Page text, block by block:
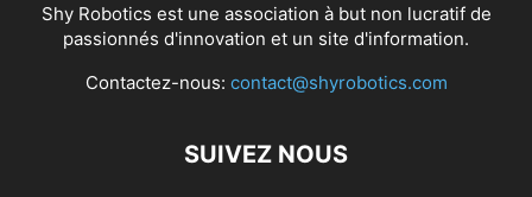
Shy Robotics est une association à but non lucratif de
passionnés d'innovation et un site d'information.
Contactez-nous: contact@shyrobotics.com
SUIVEZ NOUS